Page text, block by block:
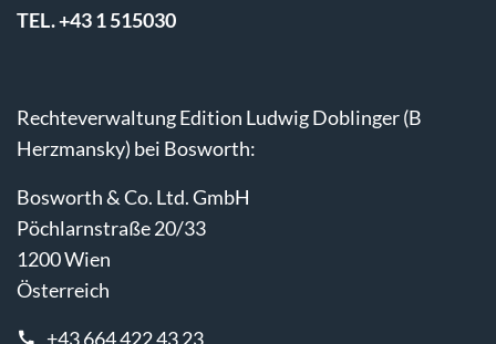
TEL. +43 1 515030
Rechteverwaltung Edition Ludwig Doblinger (B
Herzmansky) bei Bosworth:
Bosworth & Co. Ltd. GmbH
Pöchlarnstraße 20/33
1200 Wien
Österreich
+43 664 422 43 23